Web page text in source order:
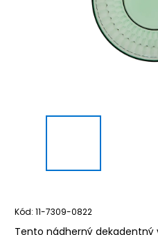
Kód: 11-7309-0822
Tento nádherný dekadentný